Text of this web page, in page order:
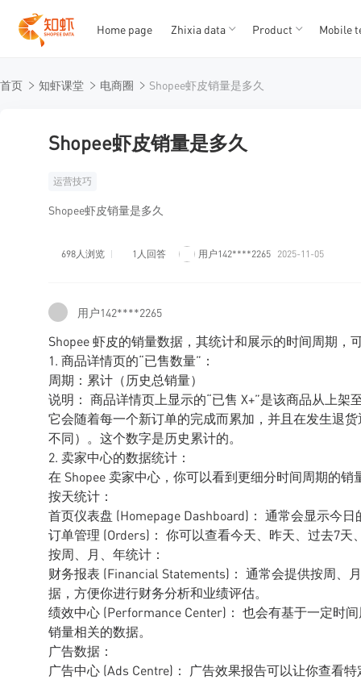
12345
Home page Zhixia data Product Mobile
首页 知虾课堂 电商圈 Shopee虾皮销量是多久
Shopee虾皮销量是多久
运营技巧
Shopee虾皮销量是多久
698人浏览 1人回答 用户142****2265 2025-11-05
用户142****2265
Shopee 虾皮的销量数据，其统计和展示的时间周期，
1. 商品详情页的“已售数量”：
周期：累计（历史总销量）
说明： 商品详情页上显示的“已售 X+”是该商品从上
它会随着每一个新订单的完成而累加，并且在发生退
不同）。这个数字是历史累计的。
2. 卖家中心的数据统计：
在 Shopee 卖家中心，你可以看到更细分时间周期的销
按天统计：
首页仪表盘 (Homepage Dashboard)： 通常会显示今
订单管理 (Orders)： 你可以查看今天、昨天、过去7天
按周、月、年统计：
财务报表 (Financial Statements)： 通常会提供按周、
据，方便你进行财务分析和业绩评估。
绩效中心 (Performance Center)： 也会有基于一定时
销量相关的数据。
广告数据：
广告中心 (Ads Centre)： 广告效果报告可以让你查看